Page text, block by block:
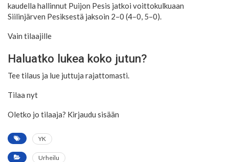
kaudella hallinnut Puijon Pesis jatkoi voittokulkuaan
Siilinjärven Pesiksestä jaksoin 2–0 (4–0, 5–0).
Vain tilaajille
Haluatko lukea koko jutun?
Tee tilaus ja lue juttuja rajattomasti.
Tilaa nyt
Oletko jo tilaaja? Kirjaudu sisään
YK
Urheilu